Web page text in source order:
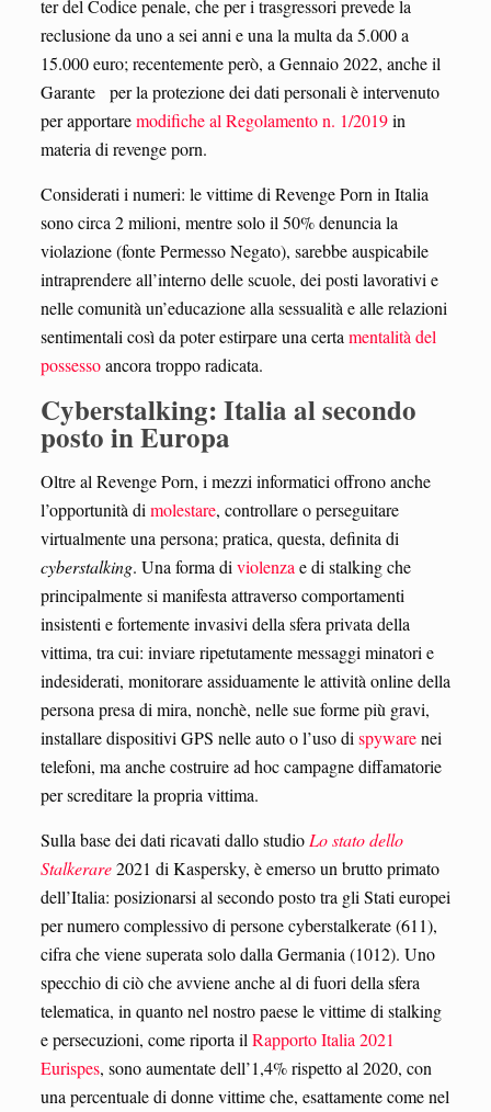
ter del Codice penale, che per i trasgressori prevede la
reclusione da uno a sei anni e una la multa da 5.000 a
15.000 euro; recentemente però, a Gennaio 2022, anche il
Garante per la protezione dei dati personali è intervenuto
per apportaremodifiche al Regolamento n. 1/2019in
materia di revenge porn.
Considerati i numeri: le vittime di Revenge Porn in Italia
sono circa 2 milioni, mentre solo il 50% denuncia la
violazione (fonte Permesso Negato), sarebbe auspicabile
intraprendere all’interno delle scuole, dei posti lavorativi e
nelle comunità un’educazione alla sessualità e alle relazioni
sentimentali così da poter estirpare una certa mentalità del
possessoancora troppo radicata.
Cyberstalking: Italia al secondo
posto in Europa
Oltre al Revenge Porn, i mezzi informatici offrono anche
l’opportunità di molestare, controllare o perseguitare
virtualmente una persona; pratica, questa, definita di
cyberstalking. Una forma di violenza e di stalking che
principalmente si manifesta attraverso comportamenti
insistenti e fortemente invasivi della sfera privata della
vittima, tra cui: inviare ripetutamente messaggi minatori e
indesiderati, monitorare assiduamente le attività online della
persona presa di mira, nonchè, nelle sue forme più gravi,
installare dispositivi GPS nelle auto o l’uso di spywarenei
telefoni, ma anche costruire ad hoc campagne diffamatorie
per screditare la propria vittima.
Sulla base dei dati ricavati dallo studio Lo stato dello
Stalkerare2021 di Kaspersky, è emerso un brutto primato
dell’Italia: posizionarsi al secondo posto tra gli Stati europei
per numero complessivo di persone cyberstalkerate (611),
cifra che viene superata solo dalla Germania (1012). Uno
specchio di ciò che avviene anche al di fuori della sfera
telematica, in quanto nel nostro paese le vittime di stalking
e persecuzioni, come riporta il Rapporto Italia 2021
Eurispes, sono aumentate dell’1,4% rispetto al 2020, con
una percentuale di donne vittime che, esattamente come nel